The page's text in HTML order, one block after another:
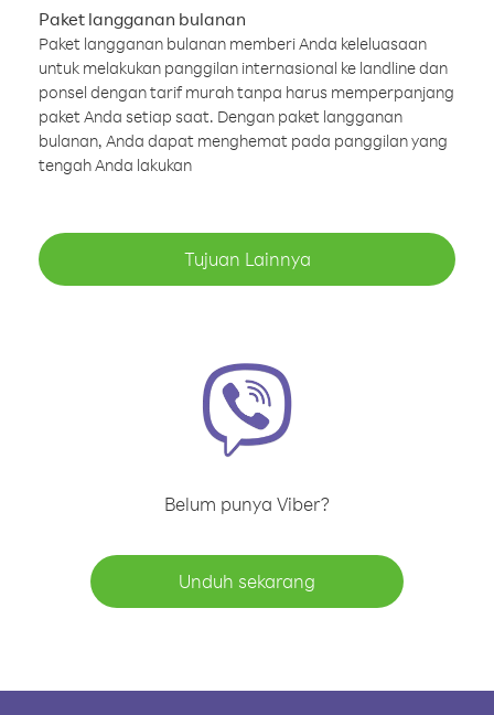
Paket langganan bulanan
Paket langganan bulanan memberi Anda keleluasaan
untuk melakukan panggilan internasional ke landline dan
ponsel dengan tarif murah tanpa harus memperpanjang
paket Anda setiap saat. Dengan paket langganan
bulanan, Anda dapat menghemat pada panggilan yang
tengah Anda lakukan
Tujuan Lainnya
Belum punya Viber?
Unduh sekarang